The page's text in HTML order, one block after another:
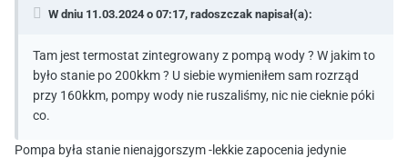
W dniu 11.03.2024 o 07:17, radoszczak napisał(a):
Tam jest termostat zintegrowany z pompą wody ? W jakim to
było stanie po 200kkm ? U siebie wymieniłem sam rozrząd
przy 160kkm, pompy wody nie ruszaliśmy, nic nie cieknie póki
co.
Pompa była stanie nienajgorszym -lekkie zapocenia jedynie